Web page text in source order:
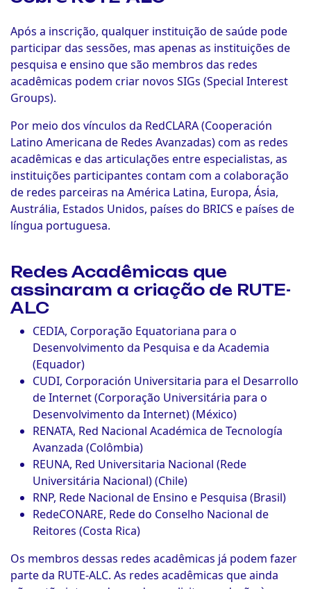
Após a inscrição, qualquer instituição de saúde pode
participar das sessões, mas apenas as instituições de
pesquisa e ensino que são membros das redes
acadêmicas podem criar novos SIGs (Special Interest
Groups).
Por meio dos vínculos da RedCLARA (Cooperación
Latino Americana de Redes Avanzadas) com as redes
acadêmicas e das articulações entre especialistas, as
instituições participantes contam com a colaboração
de redes parceiras na América Latina, Europa, Ásia,
Austrália, Estados Unidos, países do BRICS e países de
língua portuguesa.
Redes Acadêmicas que
assinaram a criação de RUTE-
ALC
CEDIA, Corporação Equatoriana para o
Desenvolvimento da Pesquisa e da Academia
(Equador)
CUDI, Corporación Universitaria para el Desarrollo
de Internet (Corporação Universitária para o
Desenvolvimento da Internet) (México)
RENATA, Red Nacional Académica de Tecnología
Avanzada (Colômbia)
REUNA, Red Universitaria Nacional (Rede
Universitária Nacional) (Chile)
RNP, Rede Nacional de Ensino e Pesquisa (Brasil)
RedeCONARE, Rede do Conselho Nacional de
Reitores (Costa Rica)
Os membros dessas redes acadêmicas já podem fazer
parte da RUTE-ALC. As redes acadêmicas que ainda